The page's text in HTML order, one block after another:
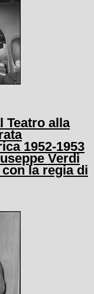
Teatro alla
1952-1953
Verdi
la regia di